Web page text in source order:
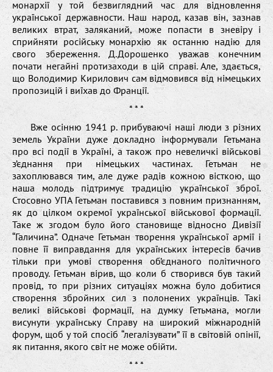
монархії у той безвиглядний час для відновлення
української державности. Наш народ, казав він, зазнав
великих втрат, заляканий, може попасти в зневіру і
сприйняти російську монархію як останню надію для
свого збереження. Д.Дорошенко уважав конечним
почати негайні протизаходи в цій справі. Але, здається,
що Володимир Кирилович сам відмовився від німецьких
пропозицій і виїхав до Франції.
* * *
Вже осінню 1941 р. прибуваючі наші люди з різних
земель України дуже докладно інформували Гетьмана
про всі події в Україні, а також про невеличкі військові
з’єднання при німецьких частинах. Гетьман не
захоплювався тим, але дуже радів кожною вісткою, що
наша молодь підтримує традицію української зброї.
Стосовно УПА Гетьман поставився з повним признанням,
як до цілком окремої української військової формації.
Таке ж згодом було його становище відносно Дивізії
“Галичина”. Одначе Гетьман творення української армії і
повне її виправдання для українських інтересів бачив
тільки при умові створення об’єднаного політичного
проводу. Гетьман вірив, що коли б створився був такий
провід, то при різних ситуаціях можна було добитися
створення збройних сил з полонених українців. Такі
великі військові формації, на думку Гетьмана, могли
висунути українську Справу на широкий міжнародній
форум, щоб у той спосіб “легалізувати” її в світовій опінії,
як питання, якого світ не може обійти.
* * *